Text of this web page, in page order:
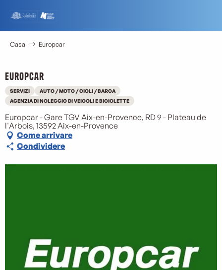
contenu
principal
Casa Europcar
Europcar
SERVIZI
AUTO / MOTO / CICLI / BARCA
AGENZIA DI NOLEGGIO DI VEICOLI E BICICLETTE
Europcar - Gare TGV Aix-en-Provence, RD 9 - Plateau de
l'Arbois, 13592 Aix-en-Provence
Come arrivare
Condividere